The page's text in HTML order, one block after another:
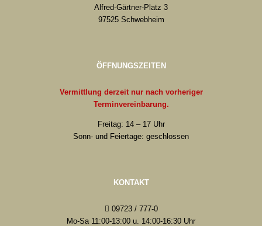
Alfred-Gärtner-Platz 3
97525 Schwebheim
ÖFFNUNGSZEITEN
Vermittlung derzeit nur nach vorheriger
Terminvereinbarung.
Freitag: 14 – 17 Uhr
Sonn- und Feiertage: geschlossen
KONTAKT
09723 / 777-0
Mo-Sa 11:00-13:00 u. 14:00-16:30 Uhr